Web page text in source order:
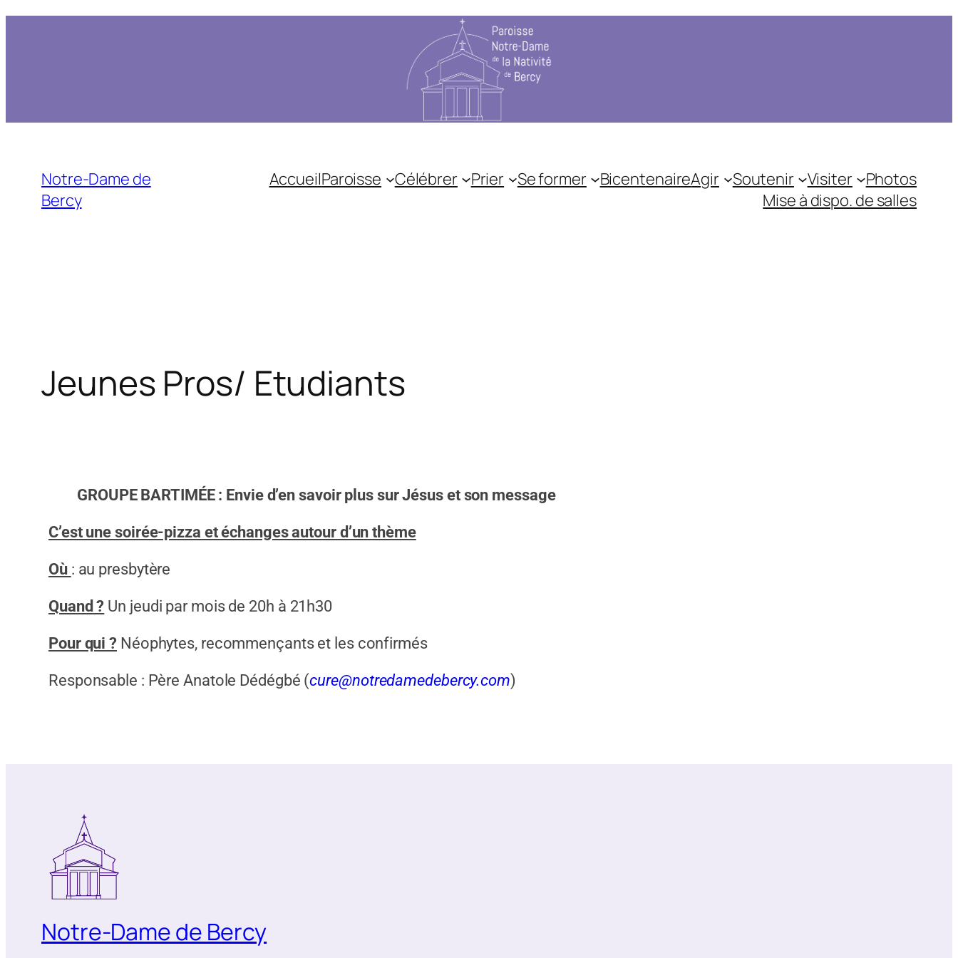
Notre-Dame de
Bercy
AccueilParoisse Célébrer Prier Se former BicentenaireAgir Soutenir Visiter
Photos
Mise à dispo. de salles
Jeunes Pros/ Etudiants
GROUPE BARTIMÉE : Envie d’en savoir plus sur Jésus et son message
C’est une soirée-pizza et échanges autour d’un thème
Où : au presbytère
Quand ? Un jeudi par mois de 20h à 21h30
Pour qui ? Néophytes, recommençants et les confirmés
Responsable : Père Anatole Dédégbé (cure@notredamedebercy.com)
Notre-Dame de Bercy